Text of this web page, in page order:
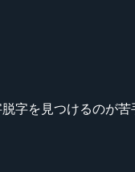
字を見つけるのが